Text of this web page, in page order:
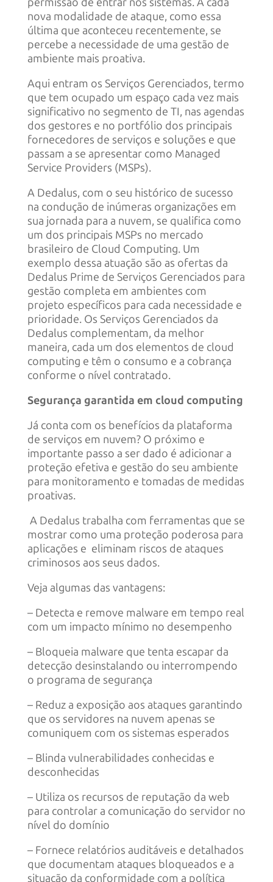
nova modalidade de ataque, como essa
última que aconteceu recentemente, se
percebe a necessidade de uma gestão de
ambiente mais proativa.
Aqui entram os Serviços Gerenciados, termo
que tem ocupado um espaço cada vez mais
significativo no segmento de TI, nas agendas
dos gestores e no portfólio dos principais
fornecedores de serviços e soluções e que
passam a se apresentar como Managed
Service Providers (MSPs).
A Dedalus, com o seu histórico de sucesso
na condução de inúmeras organizações em
sua jornada para a nuvem, se qualifica como
um dos principais MSPs no mercado
brasileiro de Cloud Computing. Um
exemplo dessa atuação são as ofertas da
Dedalus Prime de Serviços Gerenciados para
gestão completa em ambientes com
projeto específicos para cada necessidade e
prioridade. Os Serviços Gerenciados da
Dedalus complementam, da melhor
maneira, cada um dos elementos de cloud
computing e têm o consumo e a cobrança
conforme o nível contratado.
Segurança garantida em cloud computing
Já conta com os benefícios da plataforma
de serviços em nuvem? O próximo e
importante passo a ser dado é adicionar a
proteção efetiva e gestão do seu ambiente
para monitoramento e tomadas de medidas
proativas.
A Dedalus trabalha com ferramentas que se
mostrar como uma proteção poderosa para
aplicações e eliminam riscos de ataques
criminosos aos seus dados.
Veja algumas das vantagens:
– Detecta e remove malware em tempo real
com um impacto mínimo no desempenho
– Bloqueia malware que tenta escapar da
detecção desinstalando ou interrompendo
o programa de segurança
– Reduz a exposição aos ataques garantindo
que os servidores na nuvem apenas se
comuniquem com os sistemas esperados
– Blinda vulnerabilidades conhecidas e
desconhecidas
– Utiliza os recursos de reputação da web
para controlar a comunicação do servidor no
nível do domínio
– Fornece relatórios auditáveis e detalhados
que documentam ataques bloqueados e a
situação da conformidade com a política